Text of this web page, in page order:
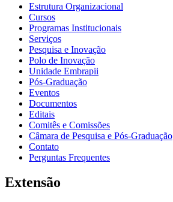
Estrutura Organizacional
Cursos
Programas Institucionais
Serviços
Pesquisa e Inovação
Polo de Inovação
Unidade Embrapii
Pós-Graduação
Eventos
Documentos
Editais
Comitês e Comissões
Câmara de Pesquisa e Pós-Graduação
Contato
Perguntas Frequentes
Extensão